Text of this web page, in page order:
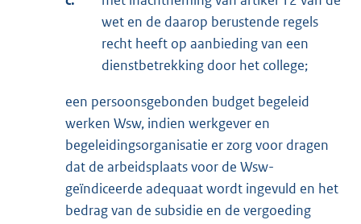
wet en de daarop berustende regels
recht heeft op aanbieding van een
dienstbetrekking door het college;
een persoonsgebonden budget begeleid
werken Wsw, indien werkgever en
begeleidingsorganisatie er zorg voor dragen
dat de arbeidsplaats voor de Wsw-
geïndiceerde adequaat wordt ingevuld en het
bedrag van de subsidie en de vergoeding